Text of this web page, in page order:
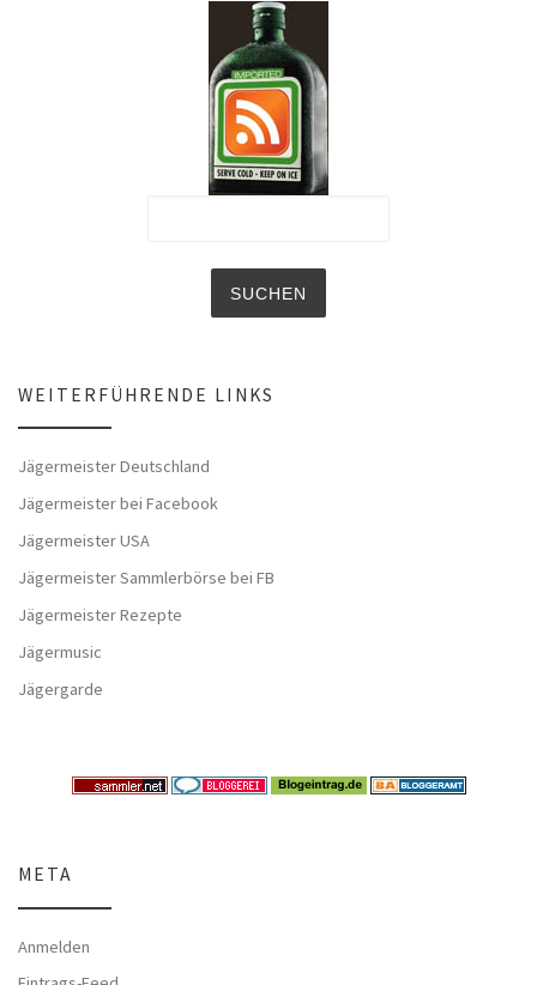
WEITERFÜHRENDE LINKS
Jägermeister Deutschland
Jägermeister bei Facebook
Jägermeister USA
Jägermeister Sammlerbörse bei FB
Jägermeister Rezepte
Jägermusic
Jägergarde
META
Anmelden